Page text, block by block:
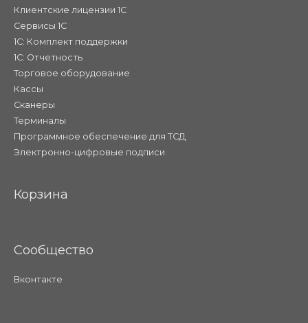
Клиентские лицензии 1С
Сервисы 1С
1С: Комплект поддержки
1С: Отчетность
Торговое оборудование
Кассы
Сканеры
Терминалы
Программное обеспечение для ТСД
Электронно-цифровые подписи
Корзина
Сообщество
Вконтакте